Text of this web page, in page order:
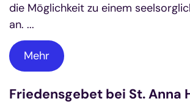
die Möglichkeit zu einem
an. ...
Mehr
Friedensgebet bei St. Anna